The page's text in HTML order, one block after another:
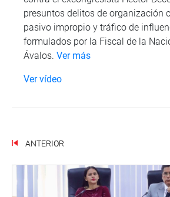
presuntos delitos de organización
pasivo impropio y tráfico de
formulados por la Fiscal de la
Ávalos. Ver más
Ver vídeo
ANTERIOR